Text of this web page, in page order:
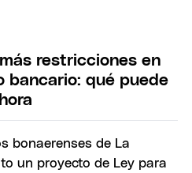
restricciones en
bancario: qué puede